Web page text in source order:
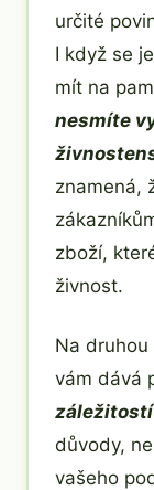
určité
I když se
mít na
nesmíte
znamená,
zboží,
živnost.
Na
vám dává
záležitostí
důvody,
vašeho